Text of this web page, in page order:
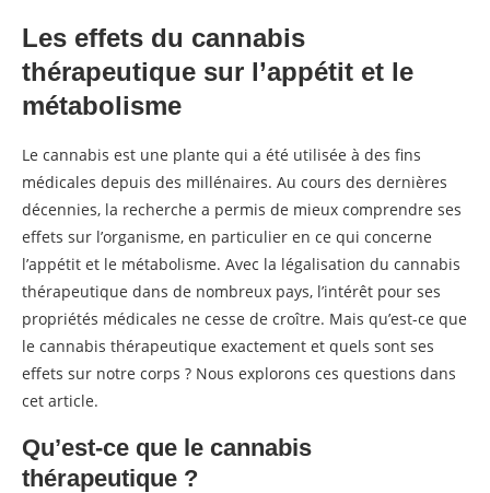
Les effets du cannabis
thérapeutique sur l’appétit et le
métabolisme
Le cannabis est une plante qui a été utilisée à des fins
médicales depuis des millénaires. Au cours des dernières
décennies, la recherche a permis de mieux comprendre ses
effets sur l’organisme, en particulier en ce qui concerne
l’appétit et le métabolisme. Avec la légalisation du cannabis
thérapeutique dans de nombreux pays, l’intérêt pour ses
propriétés médicales ne cesse de croître. Mais qu’est-ce que
le cannabis thérapeutique exactement et quels sont ses
effets sur notre corps ? Nous explorons ces questions dans
cet article.
Qu’est-ce que le cannabis
thérapeutique ?